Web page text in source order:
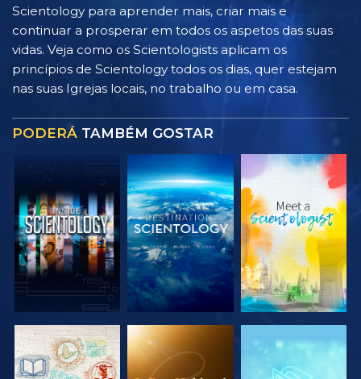
Scientology para aprender mais, criar mais e
continuar a prosperar em todos os aspetos das suas
vidas. Veja como os Scientologists aplicam os
princípios de Scientology todos os dias, quer estejam
nas suas Igrejas locais, no trabalho ou em casa.
PODERÁ TAMBÉM GOSTAR
EXPLORAR A
EXPLORAR A
EXPLORAR A